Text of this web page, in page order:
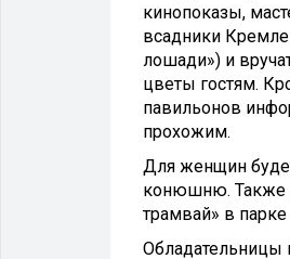
кинопоказы,
всадники
лошади») и
цветы гостям.
павильонов
прохожим.
Для женщин
конюшню. Также
трамвай» в
Обладательницы